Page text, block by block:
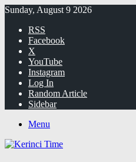
Sunday, August 9 2026
RSS
Facebook
X
YouTube
Instagram
Log In
Random Article
Sidebar
Menu